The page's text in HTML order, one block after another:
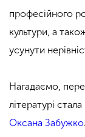
професійного
культури, а
усунути
Нагадаємо,
літературі стала
Оксана Забужко.